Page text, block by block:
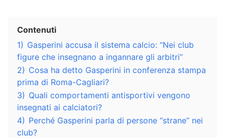
Contenuti
1) Gasperini accusa il sistema calcio: “Nei club
figure che insegnano a ingannare gli arbitri”
2) Cosa ha detto Gasperini in conferenza stampa
prima di Roma-Cagliari?
3) Quali comportamenti antisportivi vengono
insegnati ai calciatori?
4) Perché Gasperini parla di persone “strane” nei
club?